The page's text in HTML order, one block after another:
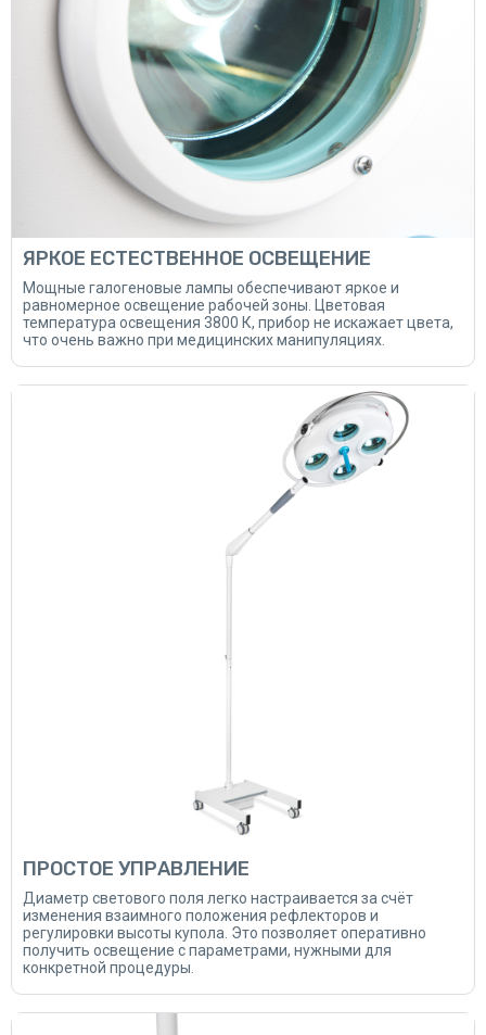
ЯРКОЕ ЕСТЕСТВЕННОЕ ОСВЕЩЕНИЕ
Мощные галогеновые лампы обеспечивают яркое и
равномерное освещение рабочей зоны. Цветовая
температура освещения 3800 К, прибор не искажает цвета,
что очень важно при медицинских манипуляциях.
ПРОСТОЕ УПРАВЛЕНИЕ
Диаметр светового поля легко настраивается за счёт
изменения взаимного положения рефлекторов и
регулировки высоты купола. Это позволяет оперативно
получить освещение с параметрами, нужными для
конкретной процедуры.